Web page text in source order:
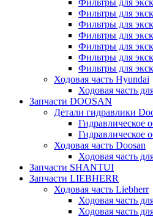
Фильтры для
Фильтры для
Фильтры для
Фильтры для
Фильтры для
Фильтры для
Фильтры для
Ходовая часть Hyundai
Ходовая часть
Запчасти DOOSAN
Детали гидравлики
Гидравлическое
Гидравлическое
Ходовая часть Doosan
Ходовая часть
Запчасти SHANTUI
Запчасти LIEBHERR
Ходовая часть Liebherr
Ходовая часть
Ходовая часть